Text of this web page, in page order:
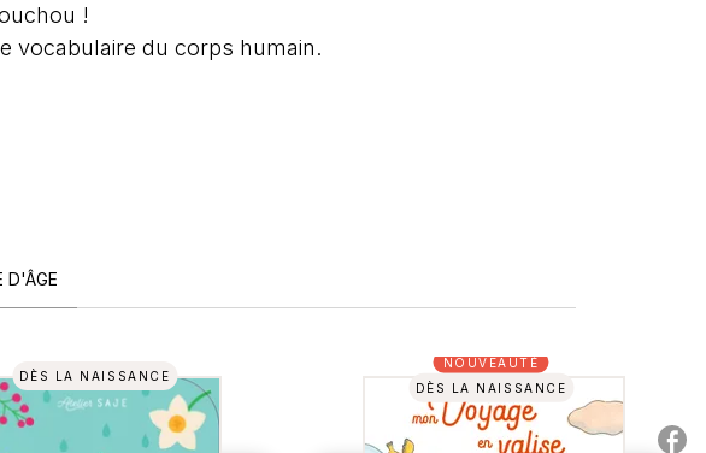
!
vocabulaire du corps humain.
D'ÂGE
DÈS LA NAISSANCE
NOUVEAUTÉ
DÈS LA NAISSANCE